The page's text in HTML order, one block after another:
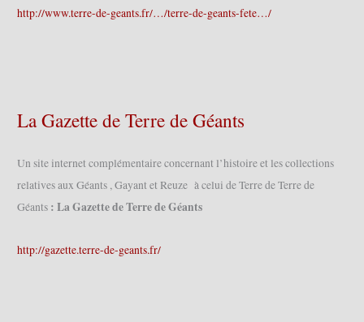
http://www.terre-de-geants.fr/…/terre-de-geants-fete…/
La Gazette de Terre de Géants
Un site internet complémentaire concernant l’histoire et les collections
relatives aux Géants , Gayant et Reuze à celui de Terre de Terre de
Géants : La Gazette de Terre de Géants
http://gazette.terre-de-geants.fr/